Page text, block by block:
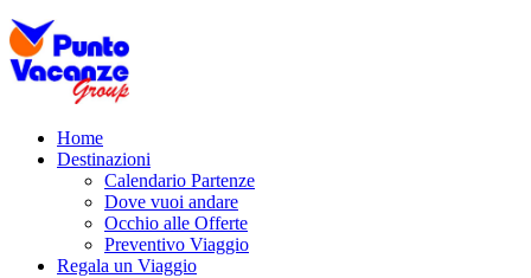
Home
Destinazioni
Calendario Partenze
Dove vuoi andare
Occhio alle Offerte
Preventivo Viaggio
Regala un Viaggio